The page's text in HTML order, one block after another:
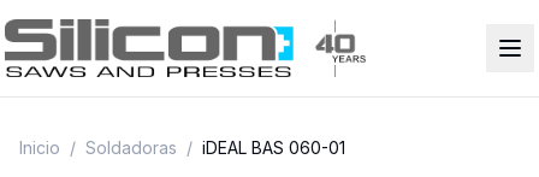
Inicio / Soldadoras / iDEAL BAS 060-01